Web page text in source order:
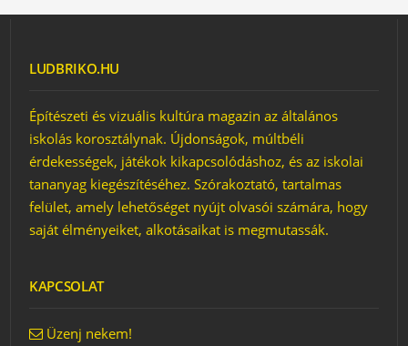
A LOVARDA ÉS A BÉKA
HÉTVÉGÉRE
LUDBRIKO.HU
Építészeti és vizuális kultúra magazin az általános
iskolás korosztálynak. Újdonságok, múltbéli
érdekességek, játékok kikapcsolódáshoz, és az iskolai
tananyag kiegészítéséhez. Szórakoztató, tartalmas
felület, amely lehetőséget nyújt olvasói számára, hogy
saját élményeiket, alkotásaikat is megmutassák.
KAPCSOLAT
Üzenj nekem!